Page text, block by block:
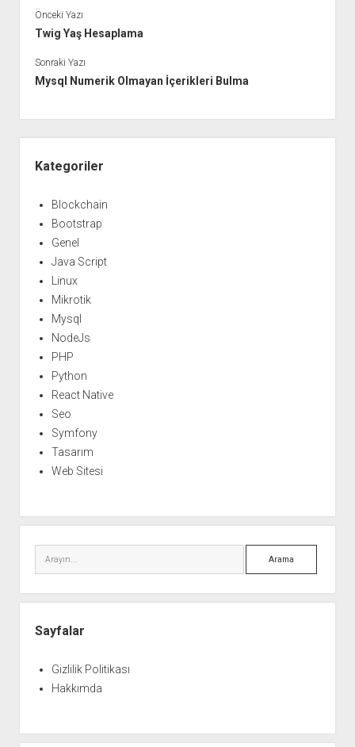
Önceki Yazı
Twig Yaş Hesaplama
Sonraki Yazı
Mysql Numerik Olmayan İçerikleri Bulma
Menü
Kategoriler
Blockchain
Bootstrap
Genel
Java Script
Linux
Mikrotik
Mysql
NodeJs
PHP
Python
React Native
Seo
Symfony
Tasarım
Web Sitesi
Arama
Sayfalar
Gizlilik Politikası
Hakkımda